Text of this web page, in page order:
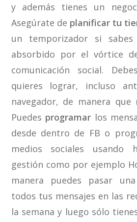
y además tienes un
Asegúrate de planificar tu
un temporizador si
absorbido por el vórtice
comunicación social.
quieres lograr, incluso
navegador, de manera
Puedes programar los
desde dentro de FB o
medios sociales usando
gestión como por ejemplo
manera puedes pasar
todos tus mensajes en las
la semana y luego sólo